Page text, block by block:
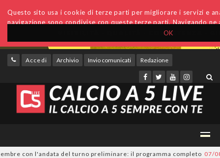
OK
Questo sito usa i cookie di terze parti per migliorare i servizi e
navigazione sono condivise con queste terze parti. Navigando
Accedi Archivio Invio comunicati Redazione
con l'andata del turno preliminare: il programma completo 07/08/